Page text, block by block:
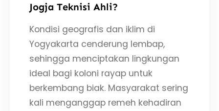
Jogja Teknisi Ahli?
Kondisi geografis dan iklim di
Yogyakarta cenderung lembap,
sehingga menciptakan lingkungan
ideal bagi koloni rayap untuk
berkembang biak. Masyarakat sering
kali menganggap remeh kehadiran